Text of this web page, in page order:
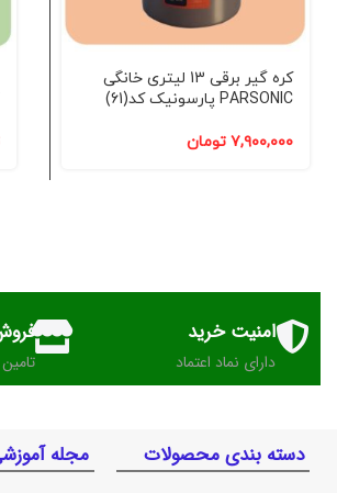
کره گیر برقی 13 لیتری خانگی
PARSONIC پارسونیک کد(61)
۷,۹۰۰,۰۰۰ تومان
امنیت خرید
دارای نماد اعتماد
دسته بندی محصولات مجله